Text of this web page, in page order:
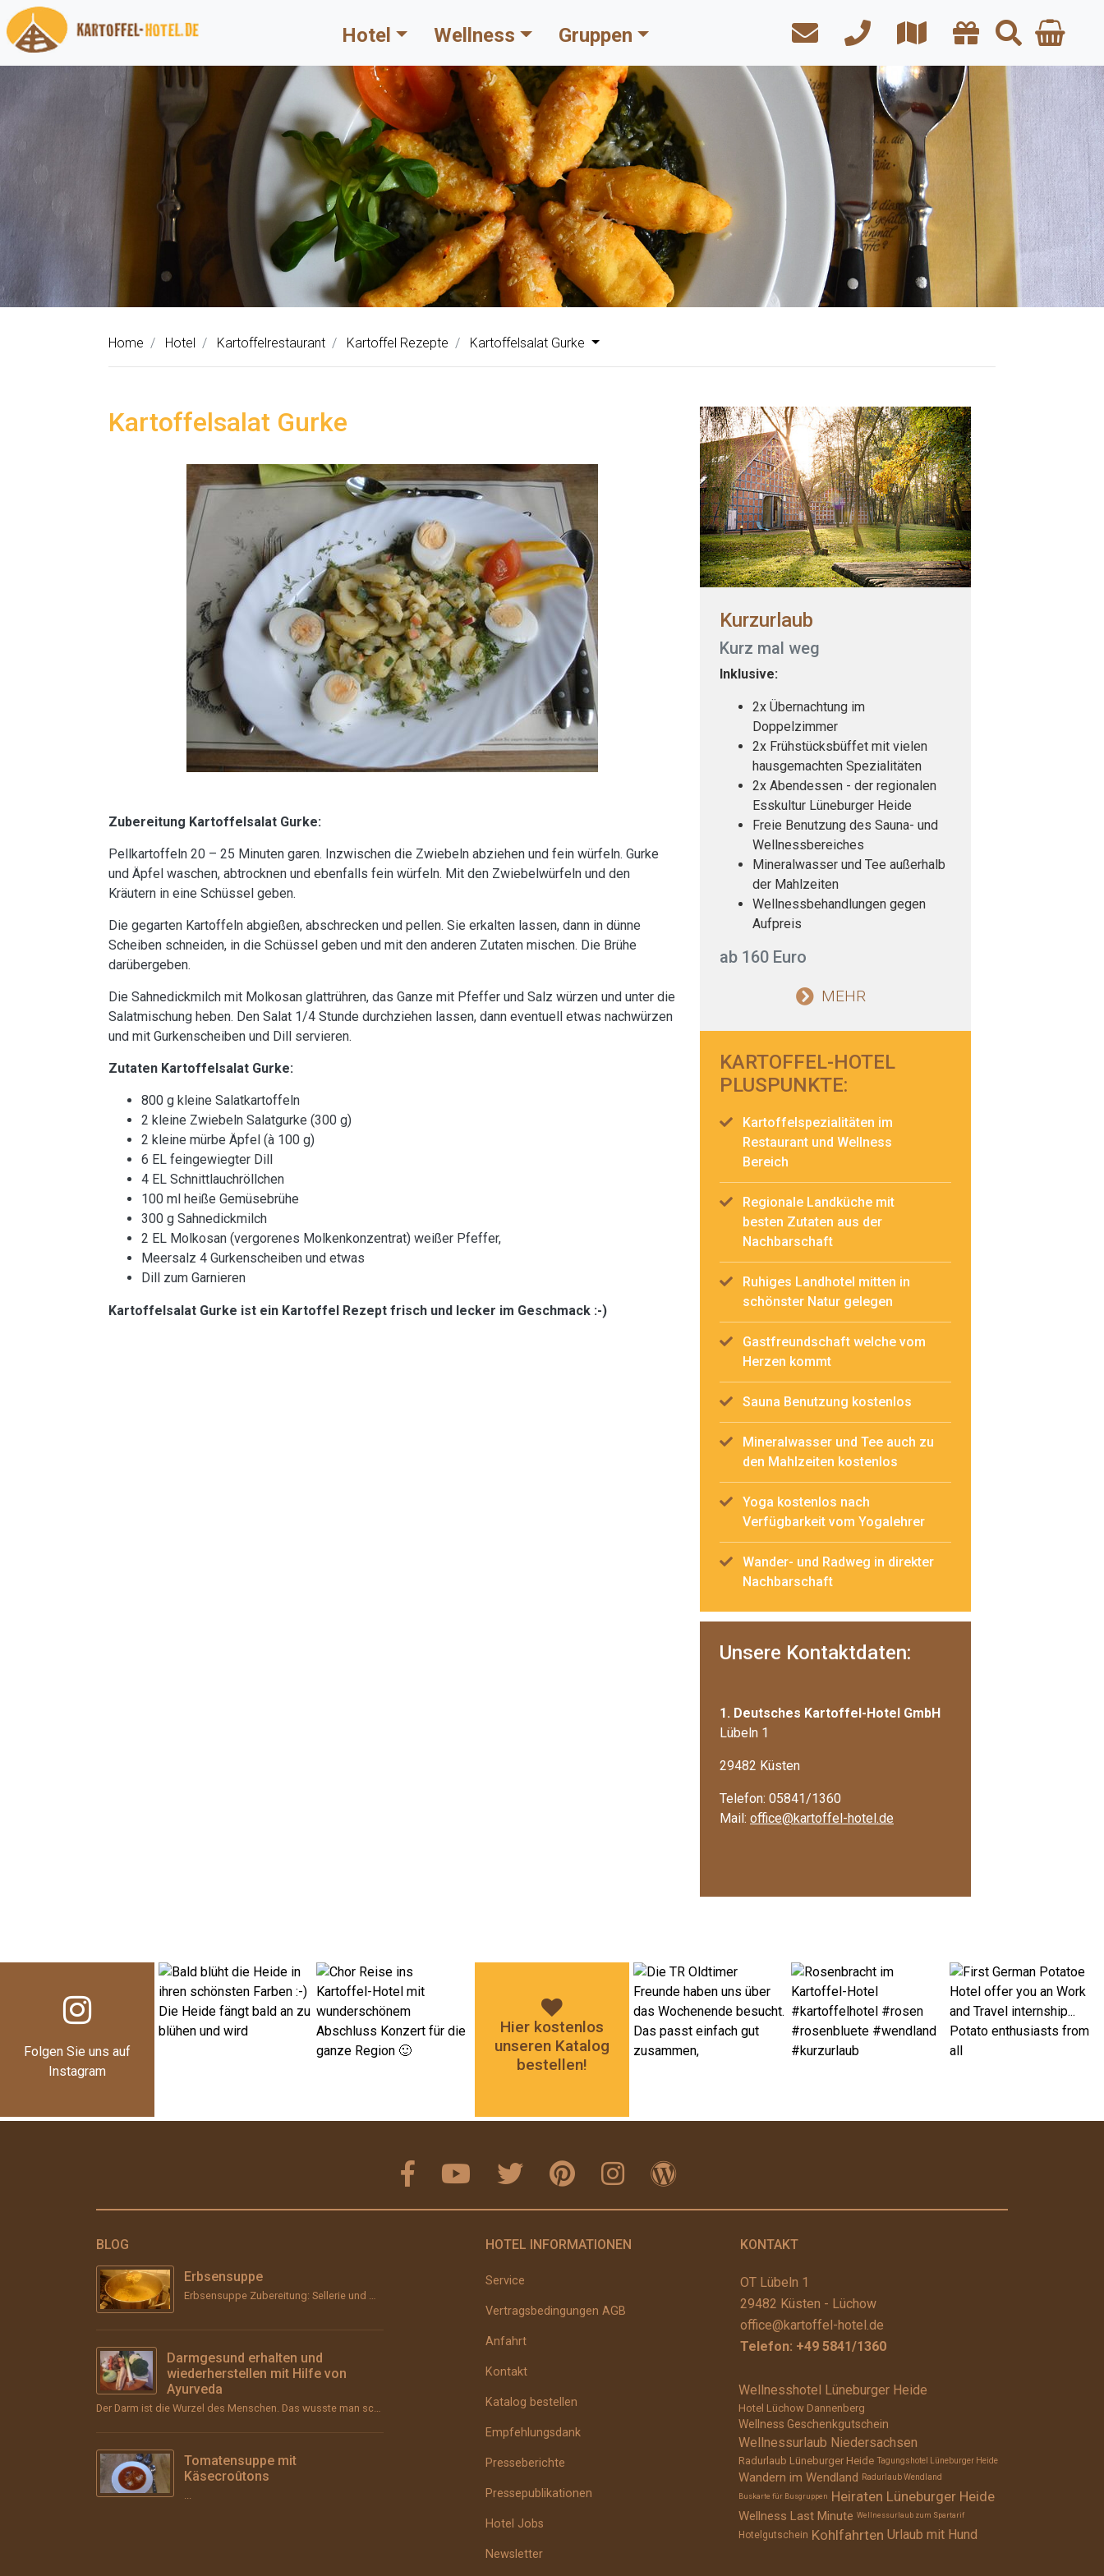
Hotel Wellness Gruppen
Home Hotel Kartoffelrestaurant Kartoffel Rezepte Kartoffelsalat Gurke
Kartoffelsalat Gurke
Zubereitung Kartoffelsalat Gurke:
Pellkartoffeln 20 – 25 Minuten garen. Inzwischen die Zwiebeln abziehen und fein würfeln. Gurke
und Äpfel waschen, abtrocknen und ebenfalls fein würfeln. Mit den Zwiebelwürfeln und den
Kräutern in eine Schüssel geben.
Die gegarten Kartoffeln abgießen, abschrecken und pellen. Sie erkalten lassen, dann in dünne
Scheiben schneiden, in die Schüssel geben und mit den anderen Zutaten mischen. Die Brühe
darübergeben.
Die Sahnedickmilch mit Molkosan glattrühren, das Ganze mit Pfeffer und Salz würzen und unter die
Salatmischung heben. Den Salat 1/4 Stunde durchziehen lassen, dann eventuell etwas nachwürzen
und mit Gurkenscheiben und Dill servieren.
Zutaten Kartoffelsalat Gurke:
800 g kleine Salatkartoffeln
2 kleine Zwiebeln Salatgurke (300 g)
2 kleine mürbe Äpfel (à 100 g)
6 EL feingewiegter Dill
4 EL Schnittlauchröllchen
100 ml heiße Gemüsebrühe
300 g Sahnedickmilch
2 EL Molkosan (vergorenes Molkenkonzentrat) weißer Pfeffer,
Meersalz 4 Gurkenscheiben und etwas
Dill zum Garnieren
Kartoffelsalat Gurke ist ein Kartoffel Rezept frisch und lecker im Geschmack :-)
Kurzurlaub
Kurz mal weg
Inklusive:
2x Übernachtung im
Doppelzimmer
2x Frühstücksbüffet mit vielen
hausgemachten Spezialitäten
2x Abendessen - der regionalen
Esskultur Lüneburger Heide
Freie Benutzung des Sauna- und
Wellnessbereiches
Mineralwasser und Tee außerhalb
der Mahlzeiten
Wellnessbehandlungen gegen
Aufpreis
ab 160 Euro
MEHR
KARTOFFEL-HOTEL
PLUSPUNKTE:
Kartoffelspezialitäten im
Restaurant und Wellness
Bereich
Regionale Landküche mit
besten Zutaten aus der
Nachbarschaft
Ruhiges Landhotel mitten in
schönster Natur gelegen
Gastfreundschaft welche vom
Herzen kommt
Sauna Benutzung kostenlos
Mineralwasser und Tee auch zu
den Mahlzeiten kostenlos
Yoga kostenlos nach
Verfügbarkeit vom Yogalehrer
Wander- und Radweg in direkter
Nachbarschaft
Unsere Kontaktdaten:
1. Deutsches Kartoffel-Hotel GmbH
Lübeln 1
29482 Küsten
Telefon: 05841/1360
Mail: office@kartoffel-hotel.de
Folgen Sie uns auf
Instagram
Hier kostenlos
unseren Katalog
bestellen!
BLOG
Erbsensuppe
Darmgesund erhalten und
wiederherstellen mit Hilfe von
Ayurveda
Tomatensuppe mit
Käsecroûtons
HOTEL INFORMATIONEN
Service
Vertragsbedingungen AGB
Anfahrt
Kontakt
Katalog bestellen
Empfehlungsdank
Presseberichte
Pressepublikationen
Hotel Jobs
Newsletter
KONTAKT
OT Lübeln 1
29482 Küsten - Lüchow
office@kartoffel-hotel.de
Telefon: +49 5841/1360
Wellnesshotel Lüneburger Heide
Hotel Lüchow Dannenberg
Wellness Geschenkgutschein
Wellnessurlaub Niedersachsen
Radurlaub Lüneburger Heide Tagungshotel Lüneburger Heide
Wandern im Wendland Radurlaub Wendland
Buskarte für Busgruppen Heiraten Lüneburger Heide
Wellness Last Minute Wellnessurlaub zum Spartarif
Hotelgutschein Kohlfahrten Urlaub mit Hund